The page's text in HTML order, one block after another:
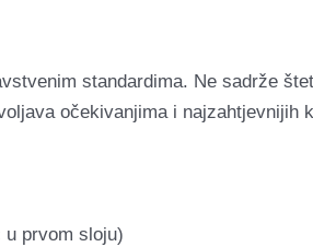
standardima. Ne sadrže
očekivanjima i najzahtjevnijih
u prvom sloju)